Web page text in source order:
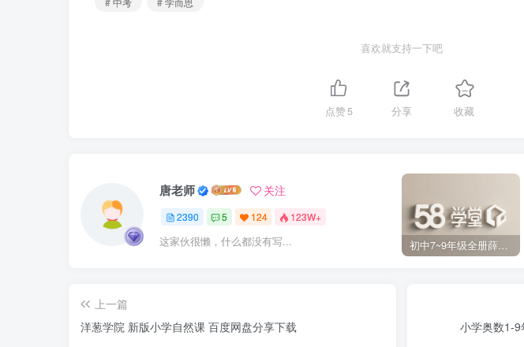
喜欢就支持一下吧
点赞5 分享 收藏
唐老师 关注
2390 5 124 123W+
这家伙很懒，什么都没有写... 初中7~9年级全册薛金星中学教材全解PDF 百度网盘分享下载
上一篇
洋葱学院 新版小学自然课 百度网盘分享下载
小学奥数1-